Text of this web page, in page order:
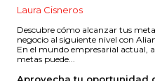
Laura Cisneros
Descubre cómo alcanzar tus
negocio al siguiente nivel con
En el mundo empresarial actual,
metas puede...